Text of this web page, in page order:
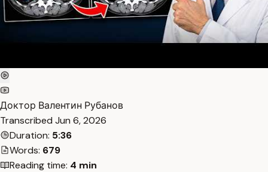
Доктор Валентин Рубанов
Transcribed Jun 6, 2026
Duration: 5:36
Words: 679
Reading time: 4 min